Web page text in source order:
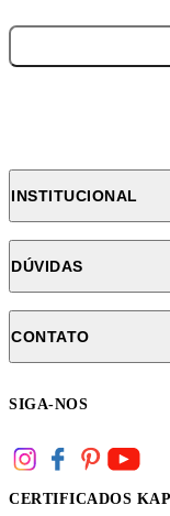
INSTITUCIONAL
DÚVIDAS
CONTATO
SIGA-NOS
CERTIFICADOS